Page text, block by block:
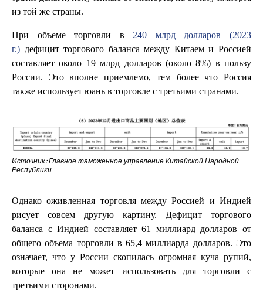
из той же страны.
При объеме торговли в 240 млрд долларов (2023
г.) дефицит торгового баланса между Китаем и Россией
составляет около 19 млрд долларов (около 8%) в пользу
России. Это вполне приемлемо, тем более что Россия
также использует юань в торговле с третьими странами.
Источник: Главное таможенное управление Китайской Народной
Республики
Однако оживленная торговля между Россией и Индией
рисует совсем другую картину. Дефицит торгового
баланса с Индией составляет 61 миллиард долларов от
общего объема торговли в 65,4 миллиарда долларов. Это
означает, что у России скопилась огромная куча рупий,
которые она не может использовать для торговли с
третьими сторонами.